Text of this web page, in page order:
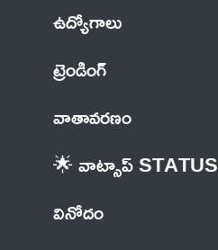
ఉద్యోగాలు
ట్రెండింగ్
వాతావరణం
🌟 వాట్సాప్ STATUS
వినోదం